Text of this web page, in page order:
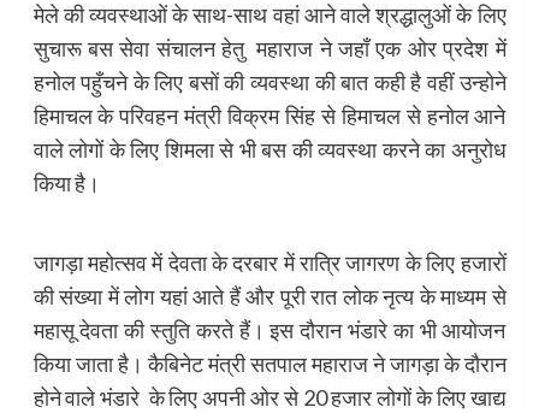
मेले की व्यवस्थाओं के साथ-साथ वहां आने वाले श्रद्धालुओं के लिए
सुचारू बस सेवा संचालन हेतु महाराज ने जहाँ एक ओर प्रदेश में
हनोल पहुँचने के लिए बसों की व्यवस्था की बात कही है वहीं उन्होने
हिमाचल के परिवहन मंत्री विक्रम सिंह से हिमाचल से हनोल आने
वाले लोगों के लिए शिमला से भी बस की व्यवस्था करने का अनुरोध
किया है।
जागड़ा महोत्सव में देवता के दरबार में रात्रि जागरण के लिए हजारों
की संख्या में लोग यहां आते हैं और पूरी रात लोक नृत्य के माध्यम से
महासू देवता की स्तुति करते हैं। इस दौरान भंडारे का भी आयोजन
किया जाता है। कैबिनेट मंत्री सतपाल महाराज ने जागड़ा के दौरान
होने वाले भंडारे के लिए अपनी ओर से 20 हजार लोगों के लिए खाद्य